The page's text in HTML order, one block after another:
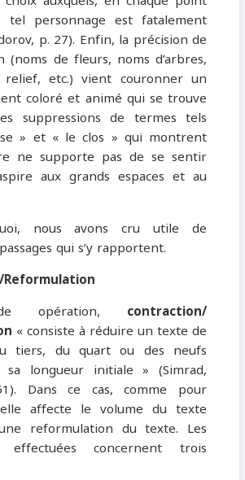
tel personnage est fatalement
p. 27). Enfin, la précision de
(noms de fleurs, noms d’arbres,
etc.) vient couronner un
coloré et animé qui se trouve
suppressions de termes tels
» et « le clos » qui montrent
ne supporte pas de se sentir
aux grands espaces et au
nous avons cru utile de
qui s’y rapportent.
opération, contraction/
« consiste à réduire un texte de
tiers, du quart ou des neufs
sa longueur initiale » (Simrad,
Dans ce cas, comme pour
elle affecte le volume du texte
reformulation du texte. Les
effectuées concernent trois